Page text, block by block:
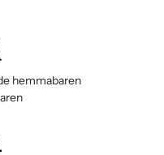
hemmabaren